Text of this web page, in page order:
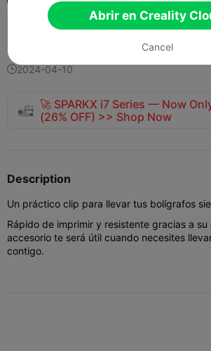
140 123 
2024-04-10
🚀 SPARKX i7 Series — Now
(26% OFF) >> Shop Now
Description
Un práctico clip para llevar tus bolígrafos
Rápido de imprimir y resistente gracias a su
accesorio te será útil cuando necesites
contigo.
Abrir en Creality
Cancel